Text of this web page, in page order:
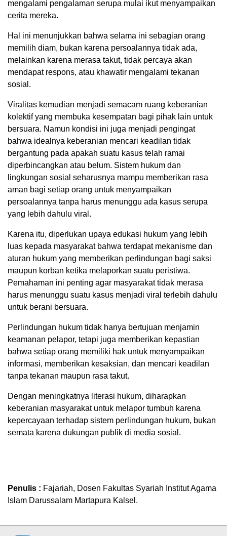
mengalami pengalaman serupa mulai ikut menyampaikan
cerita mereka.
Hal ini menunjukkan bahwa selama ini sebagian orang
memilih diam, bukan karena persoalannya tidak ada,
melainkan karena merasa takut, tidak percaya akan
mendapat respons, atau khawatir mengalami tekanan
sosial.
Viralitas kemudian menjadi semacam ruang keberanian
kolektif yang membuka kesempatan bagi pihak lain untuk
bersuara. Namun kondisi ini juga menjadi pengingat
bahwa idealnya keberanian mencari keadilan tidak
bergantung pada apakah suatu kasus telah ramai
diperbincangkan atau belum. Sistem hukum dan
lingkungan sosial seharusnya mampu memberikan rasa
aman bagi setiap orang untuk menyampaikan
persoalannya tanpa harus menunggu ada kasus serupa
yang lebih dahulu viral.
Karena itu, diperlukan upaya edukasi hukum yang lebih
luas kepada masyarakat bahwa terdapat mekanisme dan
aturan hukum yang memberikan perlindungan bagi saksi
maupun korban ketika melaporkan suatu peristiwa.
Pemahaman ini penting agar masyarakat tidak merasa
harus menunggu suatu kasus menjadi viral terlebih dahulu
untuk berani bersuara.
Perlindungan hukum tidak hanya bertujuan menjamin
keamanan pelapor, tetapi juga memberikan kepastian
bahwa setiap orang memiliki hak untuk menyampaikan
informasi, memberikan kesaksian, dan mencari keadilan
tanpa tekanan maupun rasa takut.
Dengan meningkatnya literasi hukum, diharapkan
keberanian masyarakat untuk melapor tumbuh karena
kepercayaan terhadap sistem perlindungan hukum, bukan
semata karena dukungan publik di media sosial.
Penulis : Fajariah, Dosen Fakultas Syariah Institut Agama
Islam Darussalam Martapura Kalsel.